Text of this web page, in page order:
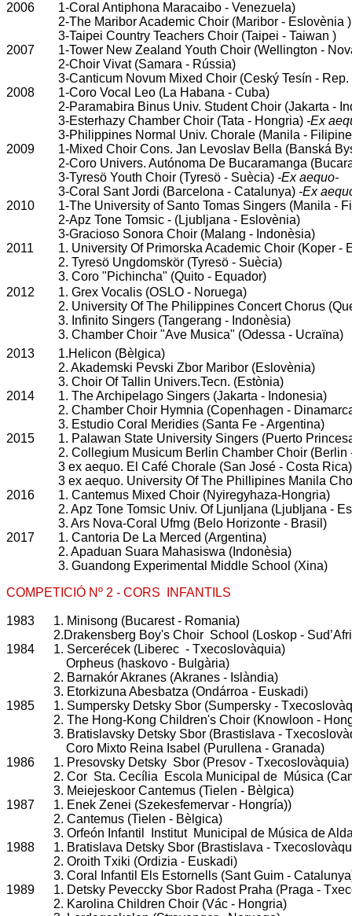
2006
1-Coral Antiphona Maracaibo - Venezuela)
2-The Maribor Academic Choir (Maribor - Eslovènia )
3-Taipei Country Teachers Choir (Taipei - Taiwan )
2007
1-Tower New Zealand Youth Choir (Wellington -
2-Choir Vivat (Samara - Rússia)
3-Canticum Novum Mixed Choir (Ceský Tesín - Rep.
2008
1-Coro Vocal Leo (La Habana - Cuba)
2-Paramabira Binus Univ. Student Choir (Jakarta -
3-Esterhazy Chamber Choir (Tata - Hongria) -Ex
3-Philippines Normal Univ. Chorale (Manila -
2009
1-Mixed Choir Cons. Jan Levoslav Bella (Banská
2-Coro Univers. Autónoma De Bucaramanga
3-Tyresö Youth Choir (Tyresö - Suècia) -Ex aequo-
3-Coral Sant Jordi (Barcelona - Catalunya) -Ex
2010
1-The University of Santo Tomas Singers (Manila -
2-Apz Tone Tomsic - (Ljubljana - Eslovènia)
3-Gracioso Sonora Choir (Malang - Indonèsia)
2011
1. University Of Primorska Academic Choir (Koper -
2. Tyresö Ungdomskör (Tyresö - Suècia)
3. Coro "Pichincha" (Quito - Equador)
2012
1. Grex Vocalis (OSLO - Noruega)
2. University Of The Philippines Concert Chorus
3. Infinito Singers (Tangerang - Indonèsia)
3. Chamber Choir "Ave Musica" (Odessa - Ucraïna)
2013
1.Helicon (Bèlgica)
2. Akademski Pevski Zbor Maribor (Eslovènia)
3. Choir Of Tallin Univers.Tecn. (Estònia)
2014
1. The Archipelago Singers (Jakarta - Indonesia)
2. Chamber Choir Hymnia (Copenhagen -
3. Estudio Coral Meridies (Santa Fe - Argentina)
2015
1. Palawan State University Singers (Puerto
2. Collegium Musicum Berlin Chamber Choir (Berlin
3 ex aequo. El Café Chorale (San José - Costa Rica)
3 ex aequo. University Of The Phillipines Manila
2016
1. Cantemus Mixed Choir (Nyiregyhaza-Hongria)
2. Apz Tone Tomsic Univ. Of Ljunljana (Ljubljana -
3. Ars Nova-Coral Ufmg (Belo Horizonte - Brasil)
2017
1. Cantoria De La Merced (Argentina)
2. Apaduan Suara Mahasiswa (Indonèsia)
3. Guandong Experimental Middle School (Xina)
COMPETICIÓ Nº 2 - CORS INFANTILS
1983
1. Minisong (Bucarest - Romania)
2.Drakensberg Boy's Choir School (Loskop -
1984
1. Sercerécek (Liberec - Txecoslovàquia)
Orpheus (haskovo - Bulgària)
2. Barnakór Akranes (Akranes - Islàndia)
3. Etorkizuna Abesbatza (Ondárroa - Euskadi)
1985
1. Sumpersky Detsky Sbor (Sumpersky -
2. The Hong-Kong Children's Choir (Knowloon -
3. Bratislavsky Detsky Sbor (Brastislava -
Coro Mixto Reina Isabel (Purullena - Granada)
1986
1. Presovsky Detsky Sbor (Presov - Txecoslovàquia)
2. Cor Sta. Cecília Escola Municipal de Música
3. Meiejeskoor Cantemus (Tielen - Bèlgica)
1987
1. Enek Zenei (Szekesfemervar - Hongría))
2. Cantemus (Tielen - Bèlgica)
3. Orfeón Infantil Institut Municipal de Música de
1988
1. Bratislava Detsky Sbor (Brastislava -
2. Oroith Txiki (Ordizia - Euskadi)
3. Coral Infantil Els Estornells (Sant Guim -
1989
1. Detsky Peveccky Sbor Radost Praha (Praga -
2. Karolina Children Choir (Vác - Hongria)